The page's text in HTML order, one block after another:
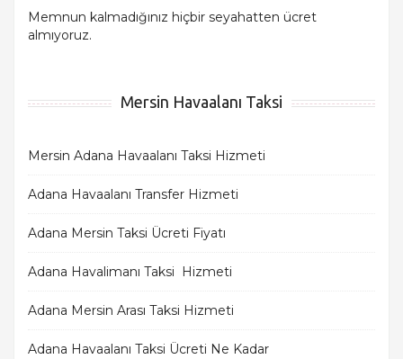
Memnun kalmadığınız hiçbir seyahatten ücret
almıyoruz.
Mersin Havaalanı Taksi
Mersin Adana Havaalanı Taksi Hizmeti
Adana Havaalanı Transfer Hizmeti
Adana Mersin Taksi Ücreti Fiyatı
Adana Havalimanı Taksi Hizmeti
Adana Mersin Arası Taksi Hizmeti
Adana Havaalanı Taksi Ücreti Ne Kadar